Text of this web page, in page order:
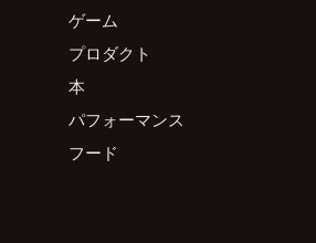
ゲーム
プロダクト
本
パフォーマンス
フード